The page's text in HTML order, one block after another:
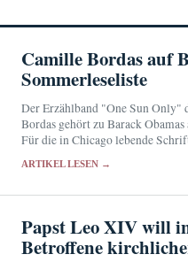
Camille Bordas auf
Sommerleseliste
Der Erzählband "One Sun
Bordas gehört zu Barack
Für die in Chicago lebende
ARTIKEL LESEN →
Papst Leo XIV will
Betroffene